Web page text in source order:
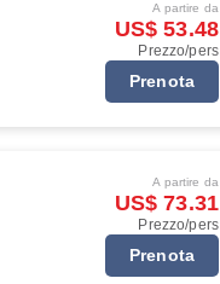
A partire da
US$ 53.48
Prezzo/pers
Prenota
A partire da
US$ 73.31
Prezzo/pers
Prenota